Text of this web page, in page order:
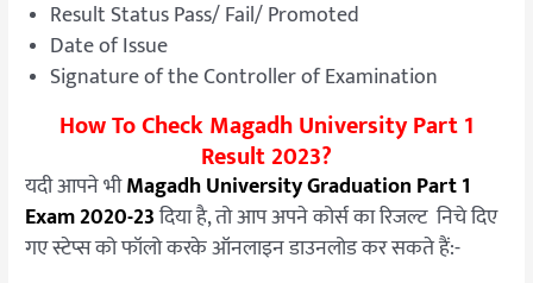
Result Status Pass/ Fail/ Promoted
Date of Issue
Signature of the Controller of Examination
How To Check Magadh University Part 1
Result 2023?
यदी आपने भीMagadh University Graduation Part 1
Exam 2020-23दिया है, तो आप अपने कोर्स का रिजल्ट निचे दिए
गए स्टेप्स को फॉलो करके ऑनलाइन डाउनलोड कर सकते हैं:-